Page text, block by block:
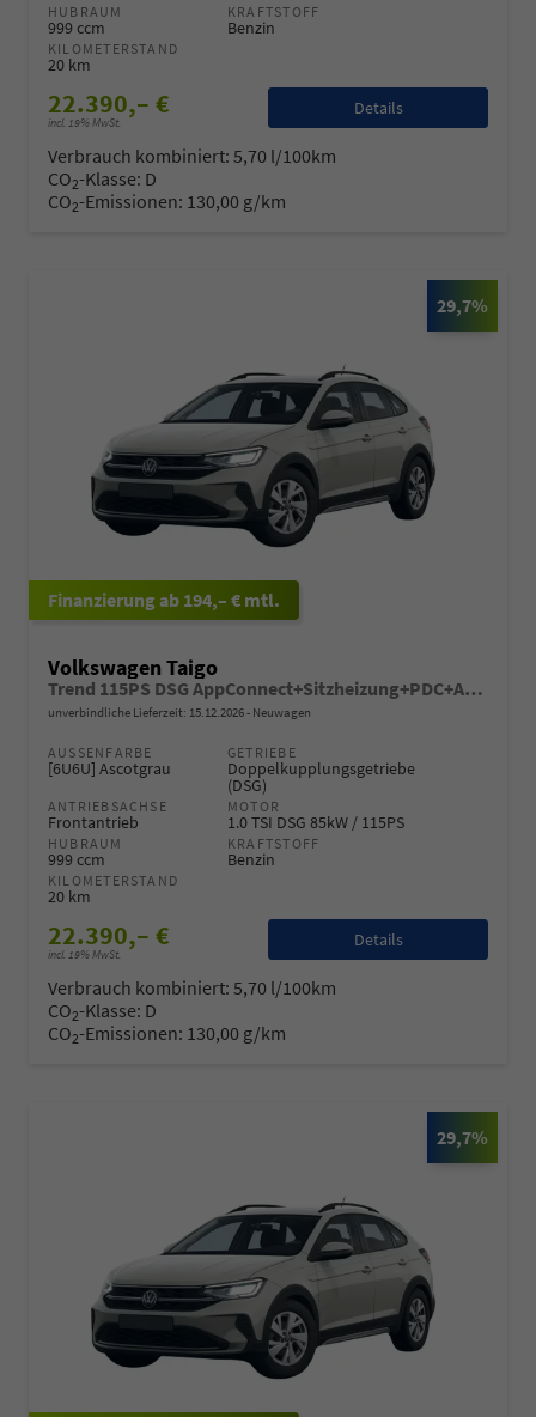
HUBRAUM
999 ccm
KRAFTSTOFF
Benzin
KILOMETERSTAND
20 km
22.390,– €
incl. 19% MwSt.
Details
Verbrauch kombiniert: 5,70 l/100km
CO2-Klasse: D
CO2-Emissionen: 130,00 g/km
29,7%
ab 194,– € mtl.
Volkswagen Taigo
Trend 115PS DSG AppConnect+Sitzheizung+PDC+Alu16+LED+DAB+FrontAssist
unverbindliche Lieferzeit: 15.12.2026 Neuwagen
AUSSENFARBE
[6U6U] Ascotgrau
GETRIEBE
Doppelkupplungsgetriebe
(DSG)
ANTRIEBSACHSE
Frontantrieb
MOTOR
1.0 TSI DSG 85kW / 115PS
HUBRAUM
999 ccm
KRAFTSTOFF
Benzin
KILOMETERSTAND
20 km
22.390,– €
incl. 19% MwSt.
Details
Verbrauch kombiniert: 5,70 l/100km
CO2-Klasse: D
CO2-Emissionen: 130,00 g/km
29,7%